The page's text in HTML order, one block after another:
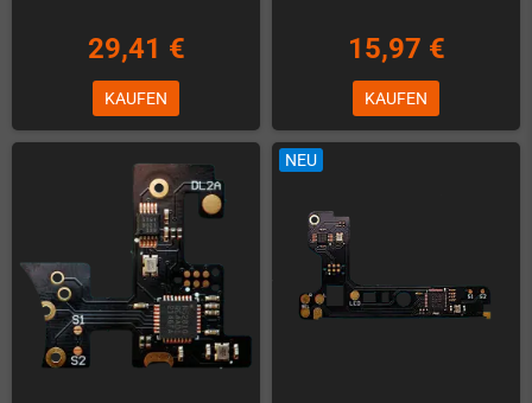
29,41 €
KAUFEN
15,97 €
KAUFEN
NEU